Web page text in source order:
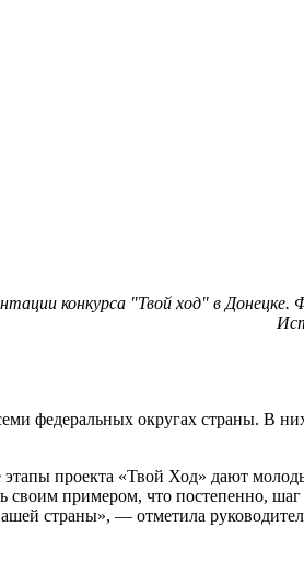
конкурса "Твой ход" в
федеральных округах страны. В
этапы проекта «Твой Ход» дают
своим примером, что постепенно,
страны», — отметила